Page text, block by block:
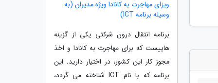
ویزای مهاجرت به کانادا ویژه مدیران (به
وسیله برنامه ICT)
برنامه انتقال درون شرکتی یکی از گزینه
هاییست که برای مهاجرت به کانادا و اخذ
مجوز کار این کشور، در اختیار دارید. این
برنامه که با نام ICT شناخته می گردد،